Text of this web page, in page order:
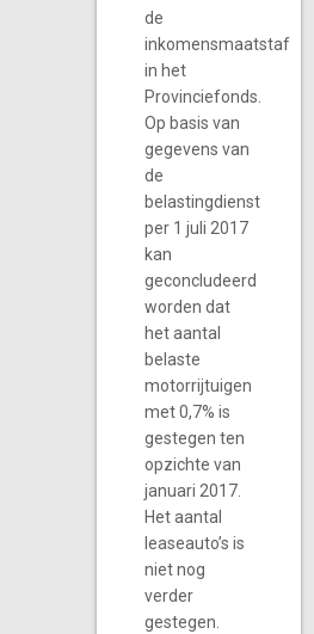
de
inkomensmaatstaf
in het
Provinciefonds.
Op basis van
gegevens van
de
belastingdienst
per 1 juli 2017
kan
geconcludeerd
worden dat
het aantal
belaste
motorrijtuigen
met 0,7% is
gestegen ten
opzichte van
januari 2017.
Het aantal
leaseauto’s is
niet nog
verder
gestegen.